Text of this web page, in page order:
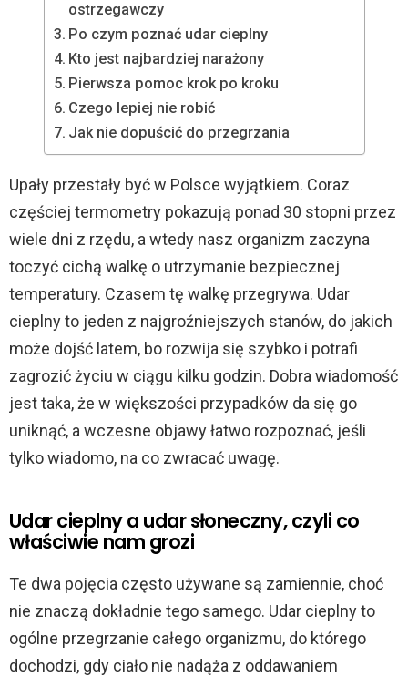
ostrzegawczy
Po czym poznać udar cieplny
Kto jest najbardziej narażony
Pierwsza pomoc krok po kroku
Czego lepiej nie robić
Jak nie dopuścić do przegrzania
Upały przestały być w Polsce wyjątkiem. Coraz
częściej termometry pokazują ponad 30 stopni przez
wiele dni z rzędu, a wtedy nasz organizm zaczyna
toczyć cichą walkę o utrzymanie bezpiecznej
temperatury. Czasem tę walkę przegrywa. Udar
cieplny to jeden z najgroźniejszych stanów, do jakich
może dojść latem, bo rozwija się szybko i potrafi
zagrozić życiu w ciągu kilku godzin. Dobra wiadomość
jest taka, że w większości przypadków da się go
uniknąć, a wczesne objawy łatwo rozpoznać, jeśli
tylko wiadomo, na co zwracać uwagę.
Udar cieplny a udar słoneczny, czyli co
właściwie nam grozi
Te dwa pojęcia często używane są zamiennie, choć
nie znaczą dokładnie tego samego. Udar cieplny to
ogólne przegrzanie całego organizmu, do którego
dochodzi, gdy ciało nie nadąża z oddawaniem